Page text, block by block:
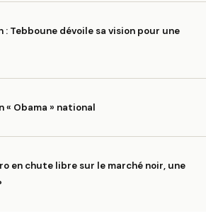
: Tebboune dévoile sa vision pour une
« Obama » national
en chute libre sur le marché noir, une